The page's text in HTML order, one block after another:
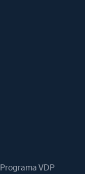
Programa VDP